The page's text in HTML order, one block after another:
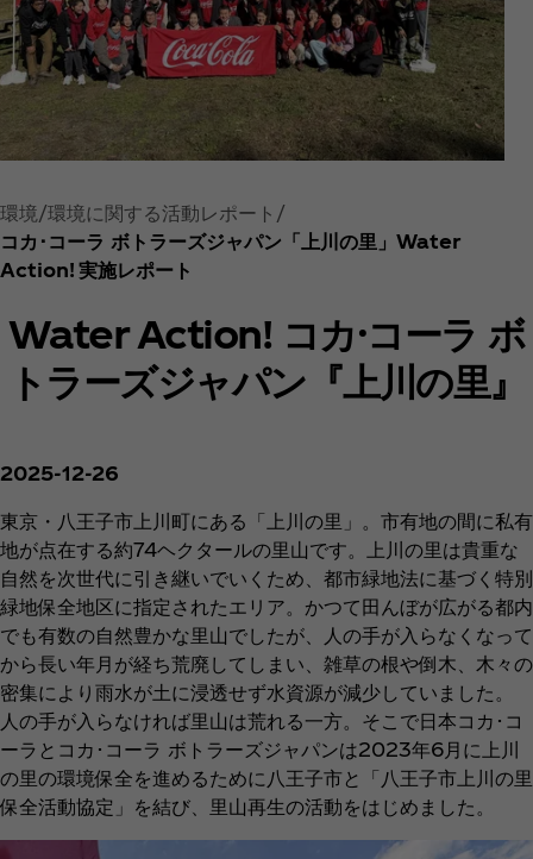
環境 環境に関する活動レポート
コカ･コーラ ボトラーズジャパン「上川の里」Water
Action! 実施レポート
Water Action! コカ·コーラ ボ
トラーズジャパン『上川の里』
2025-12-26
東京・八王子市上川町にある「上川の里」。市有地の間に私有
地が点在する約74ヘクタールの里山です。上川の里は貴重な
自然を次世代に引き継いでいくため、都市緑地法に基づく特別
緑地保全地区に指定されたエリア。かつて田んぼが広がる都内
でも有数の自然豊かな里山でしたが、人の手が入らなくなって
から長い年月が経ち荒廃してしまい、雑草の根や倒木、木々の
密集により雨水が土に浸透せず水資源が減少していました。
人の手が入らなければ里山は荒れる一方。そこで日本コカ･コ
ーラとコカ･コーラ ボトラーズジャパンは2023年6月に上川
の里の環境保全を進めるために八王子市と「八王子市上川の里
保全活動協定」を結び、里山再生の活動をはじめました。